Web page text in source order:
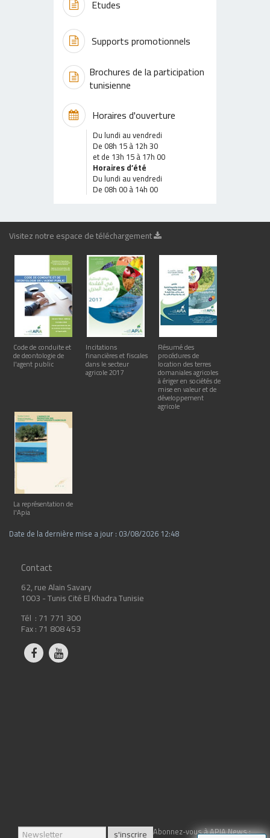
Etudes
Supports promotionnels
Brochures de la participation
tunisienne
Horaires d'ouverture
Du lundi au vendredi
De 08h 15 à 12h 30
et de 13h 15 à 17h 00
Horaires d’été
Du lundi au vendredi
De 08h 00 à 14h 00
Visitez notre espace de téléchargement
Code de conduite et
de deontologie de
l'agent public
Incitations
financières et fiscales
dans le secteur
agricole 2017
Résumé des
procédures de
location des terres
domaniales agricoles
à ériger en sociétés de
mise en valeur et de
développement
agricole
La représentation de
l'Apia
Date de la dernière mise a jour : 03/08/2026 12:48
Contact
62, rue Alain Savary
1003 - Tunis Cité El Khadra Tunisie
Tél : 71 771 300
Fax : 71 808 453
Abonnez-vous à APIA News :